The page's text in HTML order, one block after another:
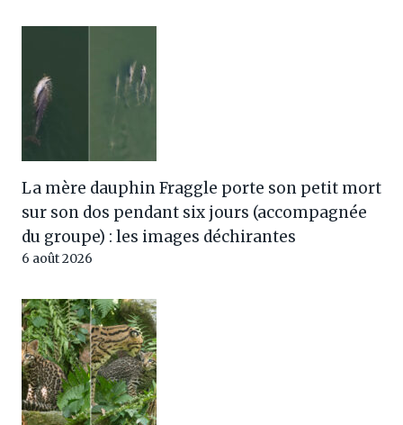
La mère dauphin Fraggle porte son petit mort
sur son dos pendant six jours (accompagnée
du groupe) : les images déchirantes
6 août 2026